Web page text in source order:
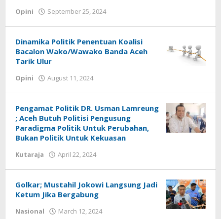
Opini September 25, 2024
Dinamika Politik Penentuan Koalisi
Bacalon Wako/Wawako Banda Aceh
Tarik Ulur
Opini August 11, 2024
Pengamat Politik DR. Usman Lamreung
; Aceh Butuh Politisi Pengusung
Paradigma Politik Untuk Perubahan,
Bukan Politik Untuk Kekuasan
Kutaraja April 22, 2024
Golkar; Mustahil Jokowi Langsung Jadi
Ketum Jika Bergabung
Nasional March 12, 2024